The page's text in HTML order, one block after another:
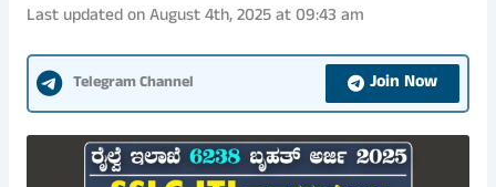
Last updated on August 4th, 2025 at 09:43 am
Telegram Channel Join Now